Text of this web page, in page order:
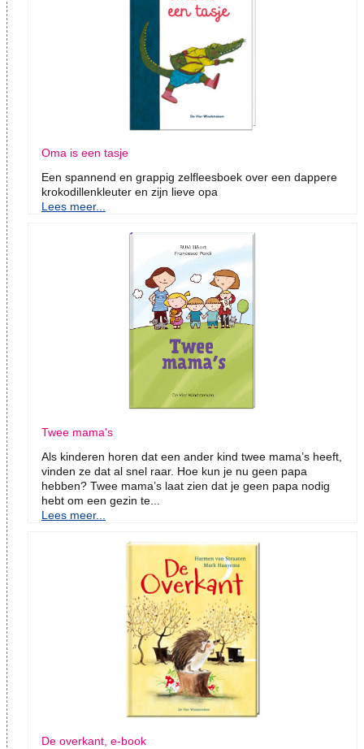
Oma is een tasje
Een spannend en grappig zelfleesboek over een dappere
krokodillenkleuter en zijn lieve opa
Lees meer...
Twee mama's
Als kinderen horen dat een ander kind twee mama’s heeft,
vinden ze dat al snel raar. Hoe kun je nu geen papa
hebben? Twee mama’s laat zien dat je geen papa nodig
hebt om een gezin te...
Lees meer...
De overkant, e-book